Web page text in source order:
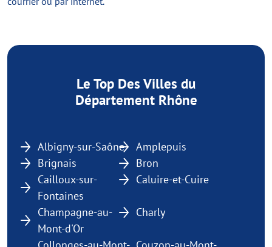
Le Top Des Villes du
Département Rhône
Albigny-sur-Saône
Amplepuis
Brignais
Bron
Cailloux-sur-
Fontaines
Caluire-et-Cuire
Champagne-au-
Mont-d'Or
Charly